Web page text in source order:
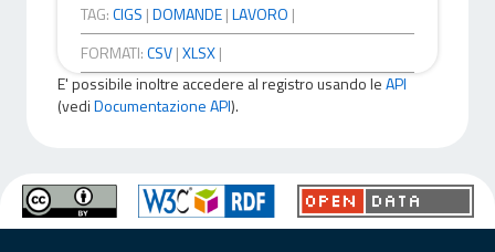
TAG:CIGS |DOMANDE|LAVORO |
FORMATI:CSV|XLSX|
E' possibile inoltre accedere al registro usando leAPI
(vediDocumentazione API).